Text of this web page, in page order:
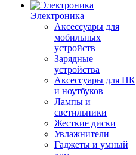
Электроника
Аксессуары для
мобильных
устройств
Зарядные
устройства
Аксессуары для ПК
и ноутбуков
Лампы и
светильники
Жесткие диски
Увлажнители
Гаджеты и умный